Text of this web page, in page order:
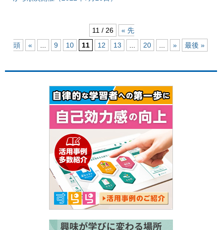
11 / 26
« 先
頭
« 9 10 11 12 13 20 » 最後 »